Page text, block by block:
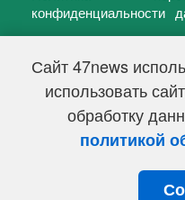
Сайт 47news
использовать
обработку
политикой
конфиденциальности
47 новостей (47 news)
Свидетельство о
Федеральной службой по
информационных